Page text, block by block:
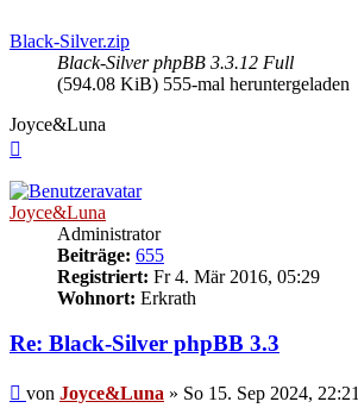
Black-Silver.zip
Black-Silver phpBB 3.3.12 Full
(594.08 KiB) 555-mal heruntergeladen
Joyce&Luna
Joyce&Luna
Administrator
Beiträge: 655
Registriert: Fr 4. Mär 2016, 05:29
Wohnort: Erkrath
Re: Black-Silver phpBB 3.3
Beitrag
von Joyce&Luna » So 15. Sep 2024, 22:21